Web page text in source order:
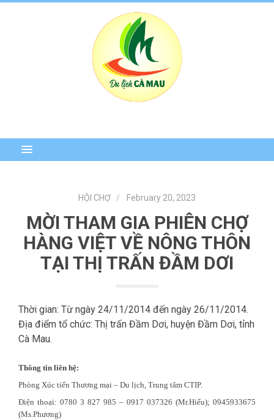
HỘI CHỢ February 20, 2023
MỜI THAM GIA PHIÊN CHỢ
HÀNG VIỆT VỀ NÔNG THÔN
TẠI THỊ TRẤN ĐẦM DƠI
Thời gian: Từ ngày 24/11/2014 đến ngày 26/11/2014.
Địa điểm tổ chức: Thị trấn Đầm Dơi, huyện Đầm Dơi, tỉnh
Cà Mau.
Thông tin liên hệ:
Phòng Xúc tiến Thương mại – Du lịch, Trung tâm CTIP.
Điện thoại: 0780 3 827 985 – 0917 037326 (Mr.Hiếu); 0945933675
(Ms.Phương)